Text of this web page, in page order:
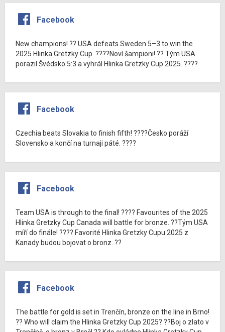
Facebook
New champions! ?? USA defeats Sweden 5–3 to win the
2025 Hlinka Gretzky Cup. ????Noví šampioni! ?? Tým USA
porazil Švédsko 5:3 a vyhrál Hlinka Gretzky Cup 2025. ????
Facebook
Czechia beats Slovakia to finish fifth! ????Česko poráží
Slovensko a končí na turnaji páté. ????
Facebook
Team USA is through to the final! ???? Favourites of the 2025
Hlinka Gretzky Cup Canada will battle for bronze. ??Tým USA
míří do finále! ???? Favorité Hlinka Gretzky Cupu 2025 z
Kanady budou bojovat o bronz. ??
Facebook
The battle for gold is set in Trenčín, bronze on the line in Brno!
?? Who will claim the Hlinka Gretzky Cup 2025? ??Boj o zlato v